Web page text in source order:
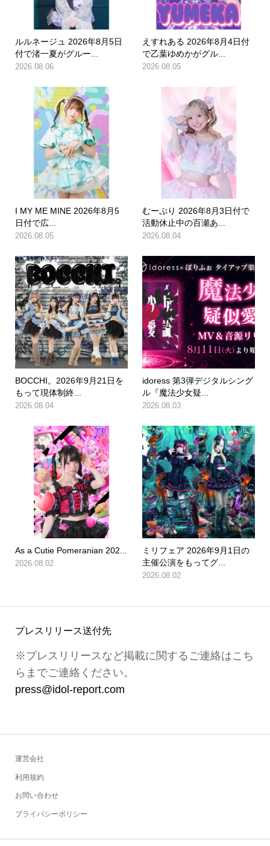
ルルネージュ 2026年8月5日
付で渚一夏がグルー...
2026.08.06
えすれある 2026年8月4日付
で乙葉ゆめかがグル...
2026.08.05
I MY ME MINE 2026年8月5
日付で広...
2026.08.05
むーぷり 2026年8月3日付で
活動休止中の百瀬あ...
2026.08.04
BOCCHI。2026年9月21日を
もって現体制終...
2026.08.04
idoress 第3弾デジタルシング
ル『魔法少女疑...
2026.08.03
As a Cutie Pomeranian 202...
2026.08.02
ミリフェア 2026年9月1日の
主催公演をもってグ...
2026.08.02
プレスリリース送付先
※プレスリリースなど掲載に関するご連絡はこち
らまでご連絡ください。
press@idol-report.com
運営会社
利用規約
お問い合わせ
プライバシーポリシー